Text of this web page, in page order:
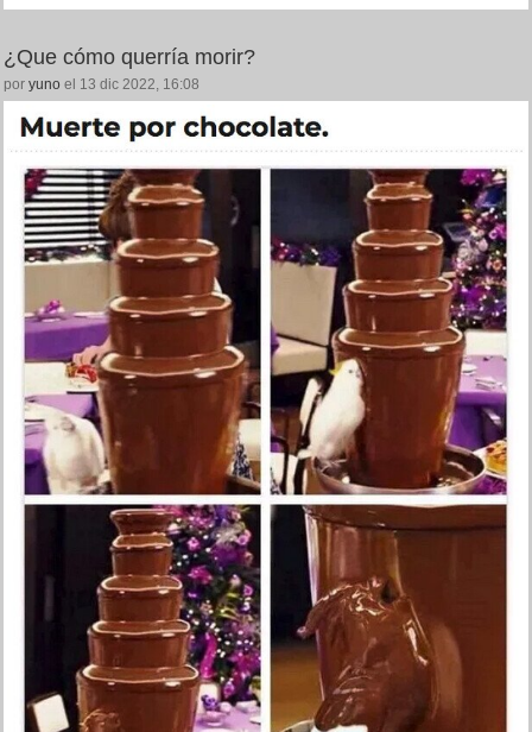
¿Que cómo querría morir?
por yuno el 13 dic 2022, 16:08